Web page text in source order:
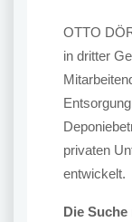
OTTO
in dritter
privaten
entwickelt.
Die